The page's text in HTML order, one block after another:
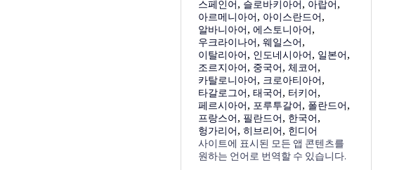
스페인어, 슬로바키아어, 아랍어,
아르메니아어, 아이스란드어,
알바니아어,에스토니아어,
우크라이나어,웨일스어,
이탈리아어, 인도네시아어, 일본어,
조르지아어, 중국어, 체코어,
카탈로니아어, 크로아티아어,
타갈로그어,태국어, 터키어,
페르시아어, 포루투갈어, 폴란드어,
프랑스어, 필란드어, 한국어,
헝가리어,히브리어, 힌디어
사이트에 표시된 모든 앱 콘텐츠를
원하는 언어로 번역할 수 있습니다.